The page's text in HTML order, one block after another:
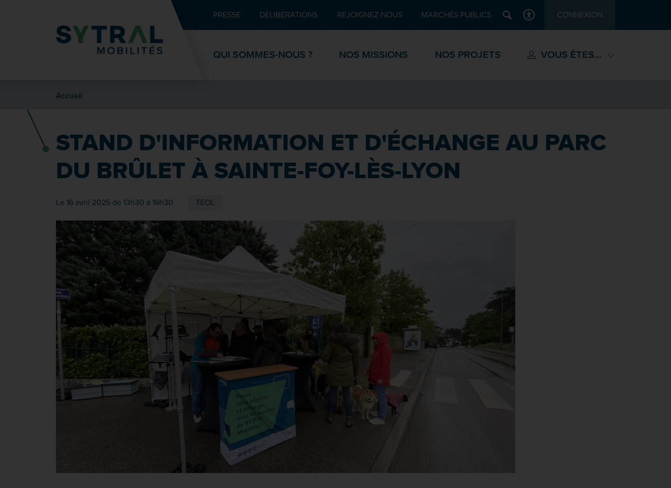
Recherche Pied de page
PRESSE DÉLIBÉRATIONS REJOIGNEZ-NOUS MARCHÉS PUBLICS Recherche
ACCESSIBILITÉCONNEXION
QUI SOMMES-NOUS ? NOS MISSIONS NOS PROJETS VOUS ÊTES...
Accueil
STAND D'INFORMATION ET D'ÉCHANGE AU PARC
DU BRÛLET À SAINTE-FOY-LÈS-LYON
Le 16 avril 2025 de 13h30 à 16h30 TEOL